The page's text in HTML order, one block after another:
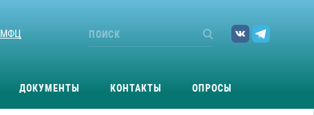
МФЦ
ДОКУМЕНТЫ КОНТАКТЫ ОПРОСЫ